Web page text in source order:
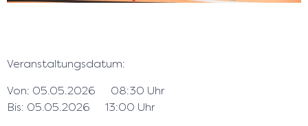
Veranstaltungsdatum:
Von: 05.05.2026
08:30 Uhr
Bis: 05.05.2026
13:00 Uhr